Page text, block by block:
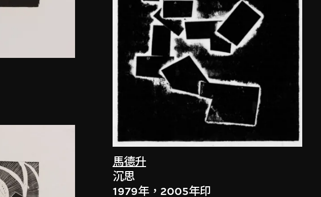
馬德升
沉思
1979年，2005年印